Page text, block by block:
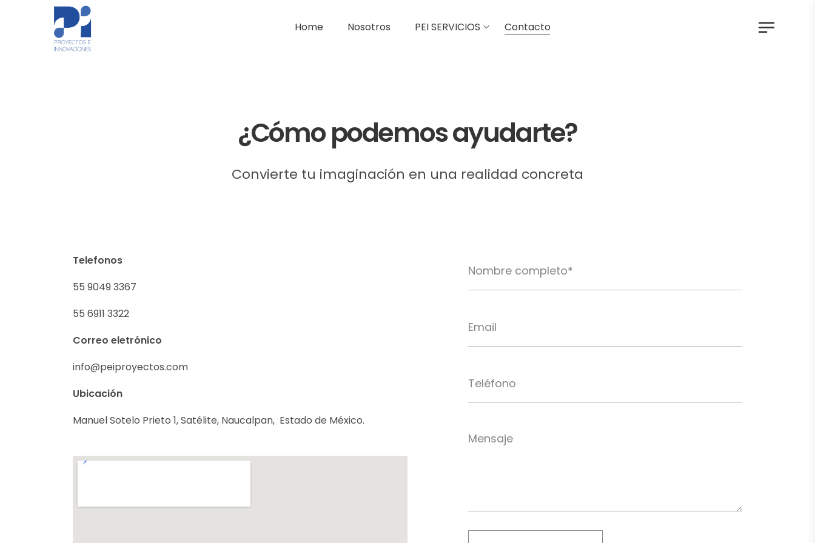
Home Nosotros PEI SERVICIOS Contacto
¿Cómo podemos ayudarte?
Convierte tu imaginación en una realidad concreta
Telefonos
55 9049 3367
55 6911 3322
Correo eletrónico
info@peiproyectos.com
Ubicación
Manuel Sotelo Prieto 1, Satélite, Naucalpan, Estado de México.